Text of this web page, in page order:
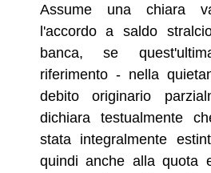
Assume una chiara
l'accordo a saldo
banca, se
riferimento - nella
debito originario
dichiara testualmente
stata integralmente
quindi anche alla quota